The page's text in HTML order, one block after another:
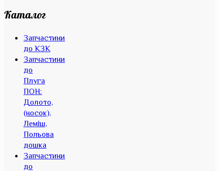
Каталог
Запчастини
до КЗК
Запчастини
до
Плуга
ПОН:
Долото,
(носок),
Леміш,
Польова
дошка
Запчастини
до